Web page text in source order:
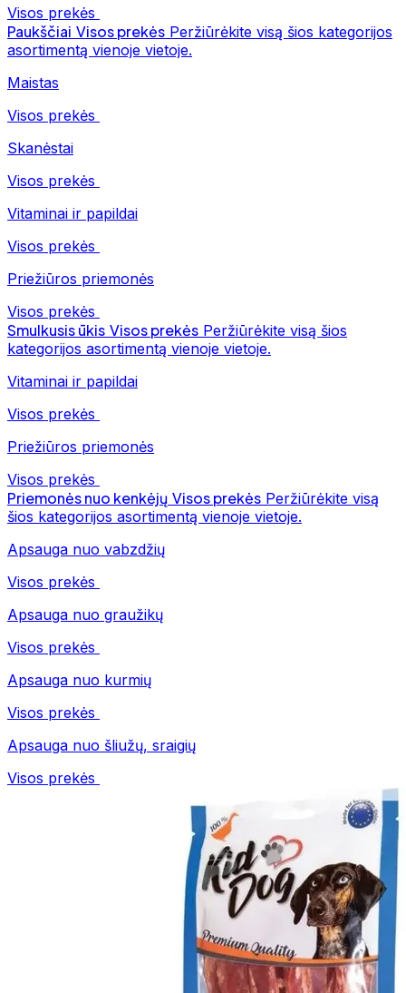
Visos prekės
Paukščiai Visos prekės Peržiūrėkite visą šios kategorijos
asortimentą vienoje vietoje.
Maistas
Visos prekės
Skanėstai
Visos prekės
Vitaminai ir papildai
Visos prekės
Priežiūros priemonės
Visos prekės
Smulkusis ūkis Visos prekės Peržiūrėkite visą šios
kategorijos asortimentą vienoje vietoje.
Vitaminai ir papildai
Visos prekės
Priežiūros priemonės
Visos prekės
Priemonės nuo kenkėjų Visos prekės Peržiūrėkite visą
šios kategorijos asortimentą vienoje vietoje.
Apsauga nuo vabzdžių
Visos prekės
Apsauga nuo graužikų
Visos prekės
Apsauga nuo kurmių
Visos prekės
Apsauga nuo šliužų, sraigių
Visos prekės